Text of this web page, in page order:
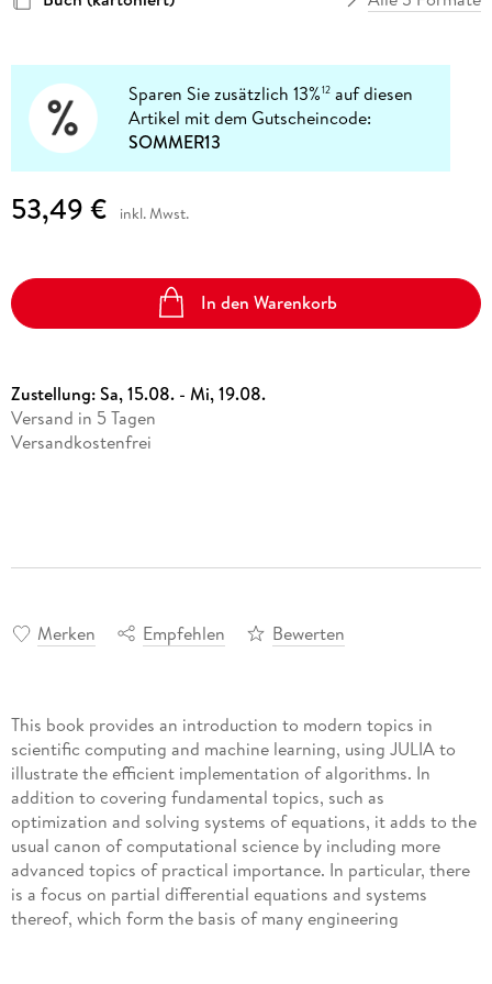
Sparen Sie zusätzlich 13%12 auf diesen
Artikel mit dem Gutscheincode:
SOMMER13
53,49 € inkl. Mwst.
In den Warenkorb
Zustellung:Sa, 15.08. - Mi, 19.08.
Versand in 5 Tagen
Versandkostenfrei
Merken Empfehlen Bewerten
This book provides an introduction to modern topics in
scientific computing and machine learning, using JULIA to
illustrate the efficient implementation of algorithms. In
addition to covering fundamental topics, such as
optimization and solving systems of equations, it adds to the
usual canon of computational science by including more
advanced topics of practical importance. In particular, there
is a focus on partial differential equations and systems
thereof, which form the basis of many engineering